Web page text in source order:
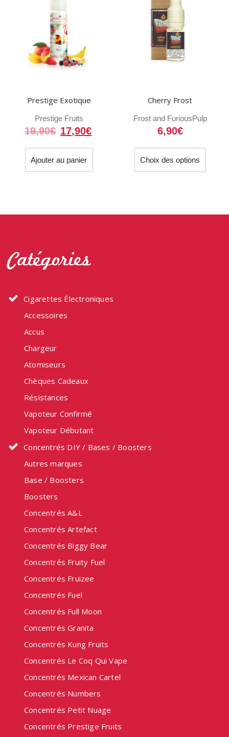
Prestige Exotique
Prestige Fruits
19,90€ Le
initial
était :
17,90€
est :
Ajouter au panier
Cherry Frost
Frost and FuriousPulp
6,90€
Choix des options
Ce
a
Les
Catégories
Cigarettes Électroniques
Accessoires
Accus
Chargeur
Atomiseurs
Chèques Cadeaux
Résistances
Vapoteur Confirmé
Vapoteur Débutant
Concentrés DIY / Bases / Boosters
Autres marques
Base / Boosters
Boosters
Concentrés A&L
Concentrés Artefact
Concentrés Biggy Bear
Concentrés Fruity Fuel
Concentrés Fruizee
Concentrés Fuel
Concentrés Full Moon
Concentrés Granita
Concentrés Kung Fruits
Concentrés Le Coq Qui Vape
Concentrés Mexican Cartel
Concentrés Numbers
Concentrés Petit Nuage
Concentrés Prestige Fruits